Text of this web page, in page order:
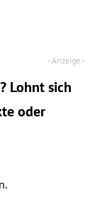
Lohnt sich
oder